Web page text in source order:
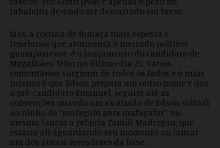
tabuleiro, devendo ser descartado em breve.
Mas, a cortina de fumaça mais espessa e
tenebrosa que atormenta o mercado político
guarapariense, é o lançamento do candidato de
Magalhães, feito no último dia 25. Vários
comentários surgiram de todos os lados e o mais
intenso é que Edson prepara um outro nome e que
o pré-candidato Emanuel, seguirá até as
convenções quando um ex-aliado de Edson voltará
ao ninho de “mafagafo para mafagafar”, ou
mesmo, lançar a própria Tamili Madergan, que
estaria ali aguardando seu momento ou lançar
um dos atuais vereadores da base.